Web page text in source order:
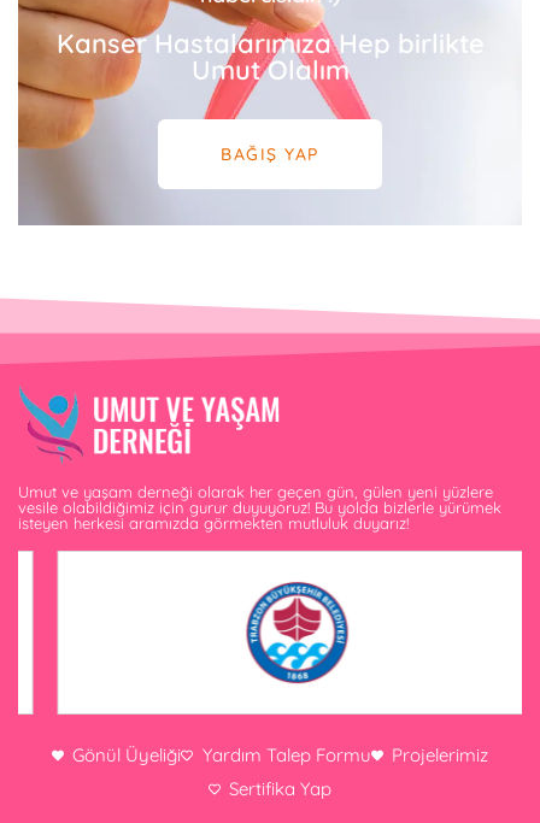
Kanser Hastalarımıza Hep birlikte
Umut Olalım
BAĞIŞ YAP
Umut ve yaşam derneği olarak her geçen gün, gülen yeni yüzlere
vesile olabildiğimiz için gurur duyuyoruz! Bu yolda bizlerle yürümek
isteyen herkesi aramızda görmekten mutluluk duyarız!
Gönül Üyeliği Yardım Talep Formu
Projelerimiz
Sertifika Yap